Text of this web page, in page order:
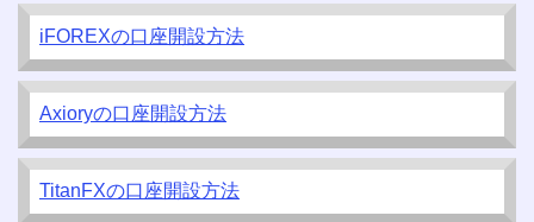
iFOREXの口座開設方法
Axioryの口座開設方法
TitanFXの口座開設方法